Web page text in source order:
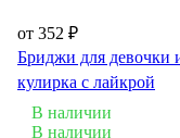
от 352 ₽
Бриджи для девочки
кулирка с лайкрой
В наличии
В наличии